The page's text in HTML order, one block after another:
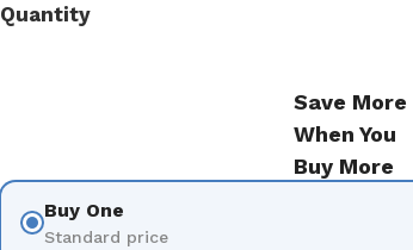
Quantity
Save More
When You
Buy More
Buy One
Standard price